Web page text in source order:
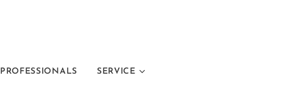
PROFESSIONALS SERVICE